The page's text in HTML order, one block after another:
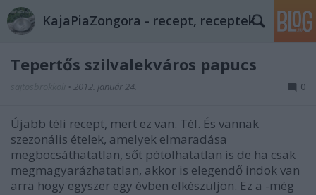
KajaPiaZongora - recept, receptek
Tepertős szilvalekváros papucs
• 2012. január 24. 0
Újabb téli recept, mert ez van. Tél. És vannak
szezonális ételek, amelyek elmaradása
megbocsáthatatlan, sőt pótolhatatlan is de ha csak
megmagyarázhatatlan, akkor is elegendő indok van
arra hogy egyszer egy évben elkészüljön. Ez a -még